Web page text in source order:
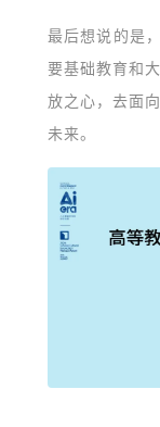
最后想说的是
要基础教育和
放之心，去面
未来。